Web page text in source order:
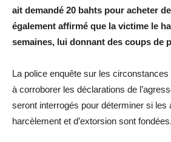
ait demandé 20 bahts pour acheter
également affirmé que la victime le
semaines, lui donnant des coups de
La police enquête sur les
à corroborer les déclarations de
seront interrogés pour déterminer si les
harcèlement et d’extorsion sont fondées.